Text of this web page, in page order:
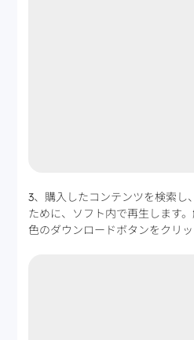
3、購入したコンテンツを検索し
ために、ソフト内で再生します
色のダウンロードボタンをクリッ